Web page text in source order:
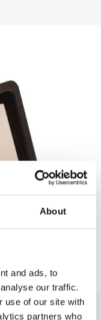
About
and ads, to
our traffic.
use of our site with
partners who
W – Stralingshoek